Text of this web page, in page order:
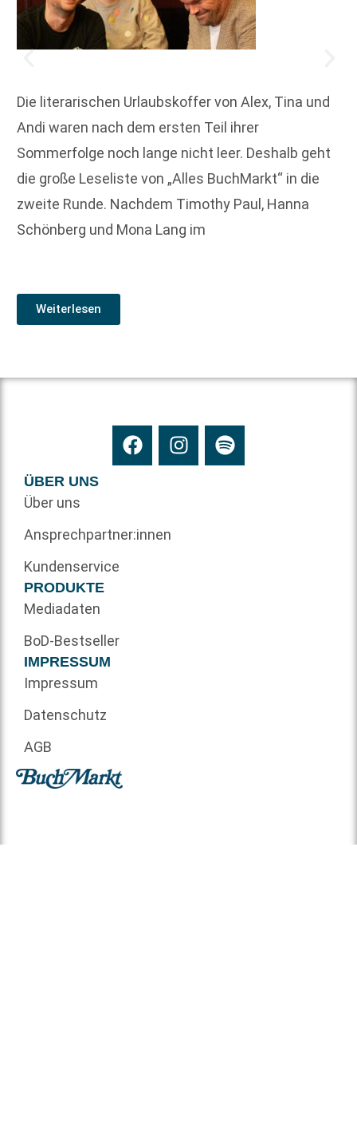
Die literarischen Urlaubskoffer von Alex, Tina und
Andi waren nach dem ersten Teil ihrer
Sommerfolge noch lange nicht leer. Deshalb geht
die große Leseliste von „Alles BuchMarkt“ in die
zweite Runde. Nachdem Timothy Paul, Hanna
Schönberg und Mona Lang im
Weiterlesen
ÜBER UNS
Über uns
Ansprechpartner:innen
Kundenservice
PRODUKTE
Mediadaten
BoD-Bestseller
IMPRESSUM
Impressum
Datenschutz
AGB